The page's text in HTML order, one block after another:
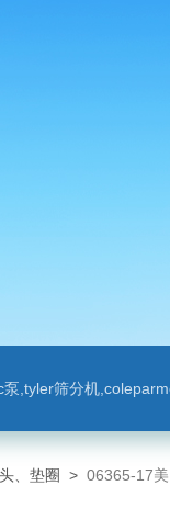
筛分机,coleparmer,注射
、垫圈 > 06365-17